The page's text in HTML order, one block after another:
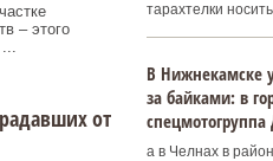
– этого
от
тарахтелки
В Нижнекамске
за байками: в
а в Челнах в